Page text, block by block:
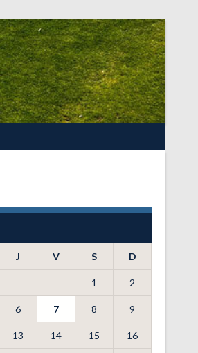
J V S D
1 2
6 7 8 9
13 14 15 16